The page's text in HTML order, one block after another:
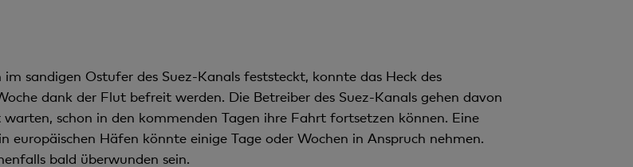
sandigen Ostufer des Suez-Kanals feststeckt, konnte das Heck des
dank der Flut befreit werden. Die Betreiber des Suez-Kanals gehen davon
schon in den kommenden Tagen ihre Fahrt fortsetzen können. Eine
europäischen Häfen könnte einige Tage oder Wochen in Anspruch nehmen.
bald überwunden sein.